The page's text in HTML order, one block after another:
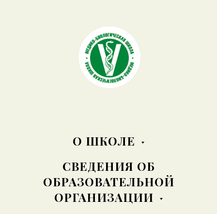
О ШКОЛЕ
СВЕДЕНИЯ ОБ
ОБРАЗОВАТЕЛЬНОЙ
ОРГАНИЗАЦИИ